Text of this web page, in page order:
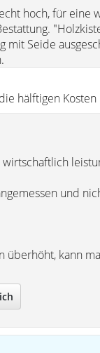
hoch, für eine
mit Seide
hälftigen
und
überhöht, kann